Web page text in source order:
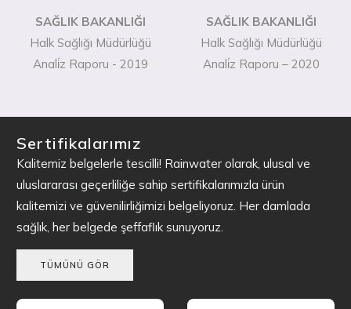
SAĞLIK BAKANLIĞI
Halk Sağlığı Müdürlüğü
Anali̇z Raporu - 2019
SAĞLIK BAKANLIĞI
Halk Sağlığı Müdürlüğü
Anali̇z Raporu – 2020
Sertifikalarımız
Kalitemiz belgelerle tescilli! Rainwater olarak, ulusal ve
uluslararası geçerliliğe sahip sertifikalarımızla ürün
kalitemizi ve güvenilirliğimizi belgeliyoruz. Her damlada
sağlık, her belgede şeffaflık sunuyoruz.
TÜMÜNÜ GÖR